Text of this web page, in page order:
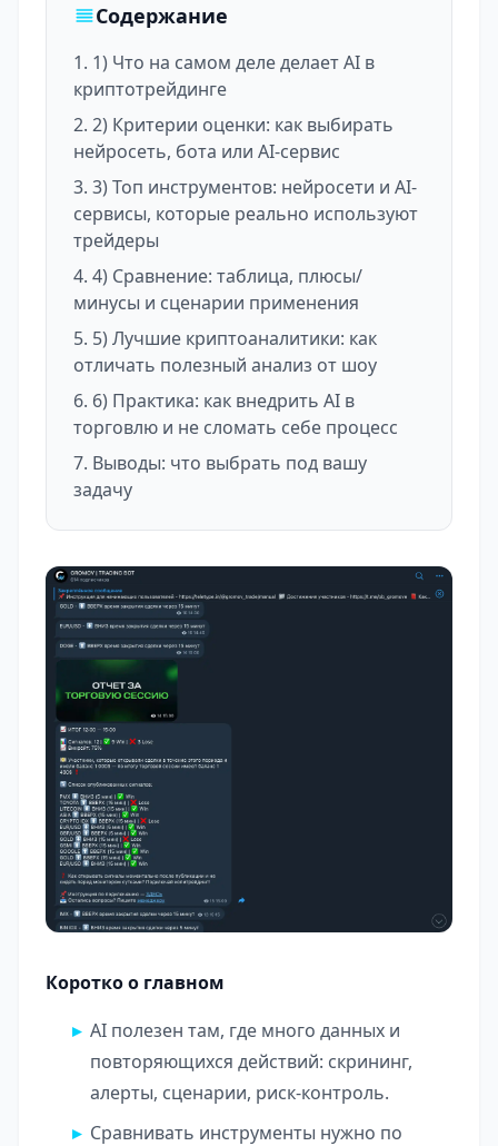
Содержание
1) Что на самом деле делает AI в
криптотрейдинге
2) Критерии оценки: как выбирать
нейросеть, бота или AI-сервис
3) Топ инструментов: нейросети и AI-
сервисы, которые реально используют
трейдеры
4) Сравнение: таблица, плюсы/
минусы и сценарии применения
5) Лучшие криптоаналитики: как
отличать полезный анализ от шоу
6) Практика: как внедрить AI в
торговлю и не сломать себе процесс
Выводы: что выбрать под вашу
задачу
Коротко о главном
AI полезен там, где много данных и
повторяющихся действий: скрининг,
алерты, сценарии, риск-контроль.
Сравнивать инструменты нужно по